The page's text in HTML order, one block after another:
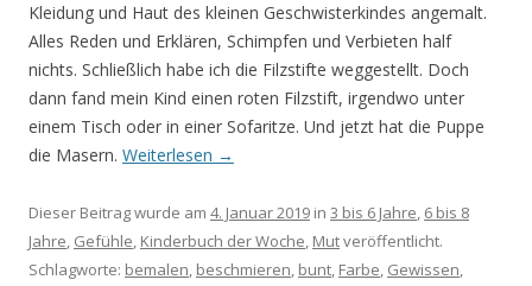
Kleidung und Haut des kleinen Geschwisterkindes angemalt.
Alles Reden und Erklären, Schimpfen und Verbieten half
nichts. Schließlich habe ich die Filzstifte weggestellt. Doch
dann fand mein Kind einen roten Filzstift, irgendwo unter
einem Tisch oder in einer Sofaritze. Und jetzt hat die Puppe
die Masern. Weiterlesen →
Dieser Beitrag wurde am 4. Januar 2019 in 3 bis 6 Jahre, 6 bis 8
Jahre, Gefühle, Kinderbuch der Woche, Mutveröffentlicht.
Schlagworte: bemalen, beschmieren, bunt, Farbe, Gewissen,